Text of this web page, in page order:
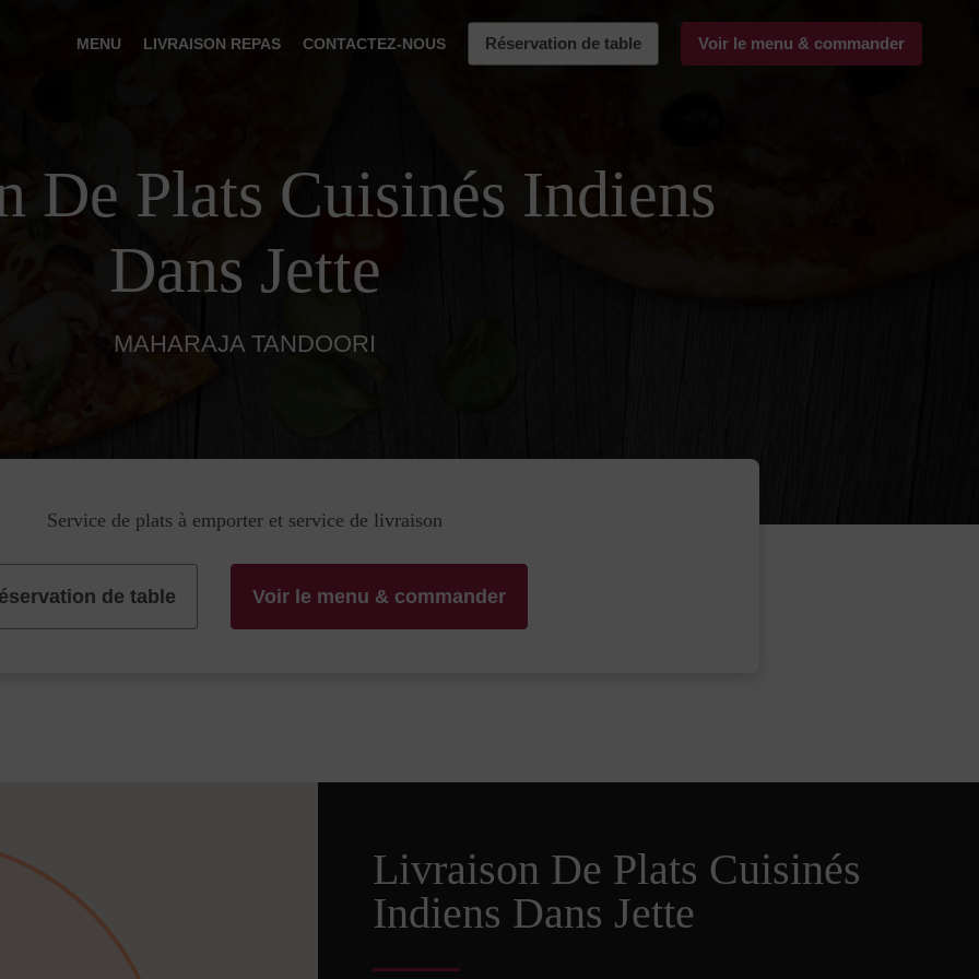
MENU LIVRAISON REPAS CONTACTEZ-NOUS Réservation de table Voir le menu & commander
De Plats Cuisinés Indiens
Dans Jette
MAHARAJA TANDOORI
Service de plats à emporter et service de livraison
de table Voir le menu & commander
Livraison De Plats Cuisinés
Indiens Dans Jette